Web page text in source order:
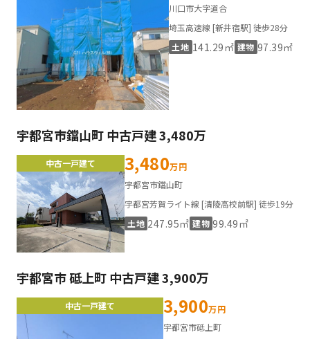
川口市大字道合
埼玉高速線 [新井宿駅] 徒歩28分
土地 141.29㎡ 建物 97.39㎡
宇都宮市鐺山町 中古戸建 3,480万
中古一戸建て 3,480万円
宇都宮市鐺山町
宇都宮芳賀ライト線 [清陵高校前駅] 徒歩19分
土地 247.95㎡ 建物 99.49㎡
宇都宮市 砥上町 中古戸建 3,900万
中古一戸建て 3,900万円
宇都宮市砥上町